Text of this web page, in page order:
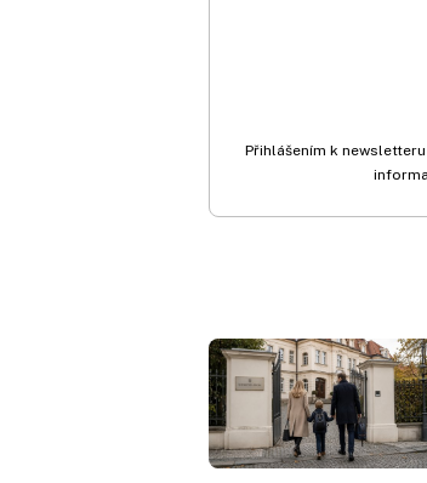
Přihlášením k